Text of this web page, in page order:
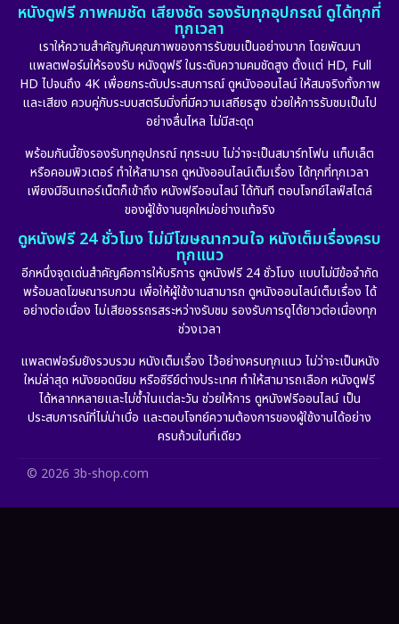
Emotional (101)
Epic มหากาพย์ (17)
Erotic (10)
Fantasy จินตนาการ (253)
Film
Gothic (6)
HBO GO (10)
HBO Max (2)
Healing
Heist (7)
หนังดูฟรี ภาพคมชัด เสียงชัด รองรับทุกอุปกรณ์ ดูได้ทุกที่
ทุกเวลา
เราให้ความสำคัญกับคุณภาพของการรับชมเป็นอย่างมาก โดยพัฒนา
แพลตฟอร์มให้รองรับ หนังดูฟรี ในระดับความคมชัดสูง ตั้งแต่ HD, Full
HD ไปจนถึง 4K เพื่อยกระดับประสบการณ์ ดูหนังออนไลน์ ให้สมจริงทั้งภาพ
และเสียง ควบคู่กับระบบสตรีมมิ่งที่มีความเสถียรสูง ช่วยให้การรับชมเป็นไป
อย่างลื่นไหล ไม่มีสะดุด
พร้อมกันนี้ยังรองรับทุกอุปกรณ์ ทุกระบบ ไม่ว่าจะเป็นสมาร์ทโฟน แท็บเล็ต
หรือคอมพิวเตอร์ ทำให้สามารถ ดูหนังออนไลน์เต็มเรื่อง ได้ทุกที่ทุกเวลา
เพียงมีอินเทอร์เน็ตก็เข้าถึง หนังฟรีออนไลน์ ได้ทันที ตอบโจทย์ไลฟ์สไตล์
ของผู้ใช้งานยุคใหม่อย่างแท้จริง
ดูหนังฟรี 24 ชั่วโมง ไม่มีโฆษณากวนใจ หนังเต็มเรื่องครบ
ทุกแนว
อีกหนึ่งจุดเด่นสำคัญคือการให้บริการ ดูหนังฟรี 24 ชั่วโมง แบบไม่มีข้อจำกัด
พร้อมลดโฆษณารบกวน เพื่อให้ผู้ใช้งานสามารถ ดูหนังออนไลน์เต็มเรื่อง ได้
อย่างต่อเนื่อง ไม่เสียอรรถรสระหว่างรับชม รองรับการดูได้ยาวต่อเนื่องทุก
ช่วงเวลา
แพลตฟอร์มยังรวบรวม หนังเต็มเรื่อง ไว้อย่างครบทุกแนว ไม่ว่าจะเป็นหนัง
ใหม่ล่าสุด หนังยอดนิยม หรือซีรีย์ต่างประเทศ ทำให้สามารถเลือก หนังดูฟรี
ได้หลากหลายและไม่ซ้ำในแต่ละวัน ช่วยให้การ ดูหนังฟรีออนไลน์ เป็น
ประสบการณ์ที่ไม่น่าเบื่อ และตอบโจทย์ความต้องการของผู้ใช้งานได้อย่าง
ครบถ้วนในที่เดียว
© 2026 3b-shop.com